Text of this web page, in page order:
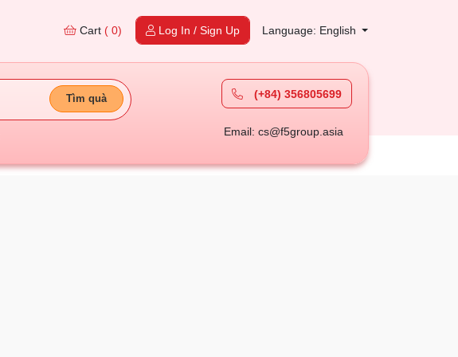
Cart ( 0) Log In / Sign Up Language: English
Tìm quà (+84) 356805699
Email: cs@f5group.asia